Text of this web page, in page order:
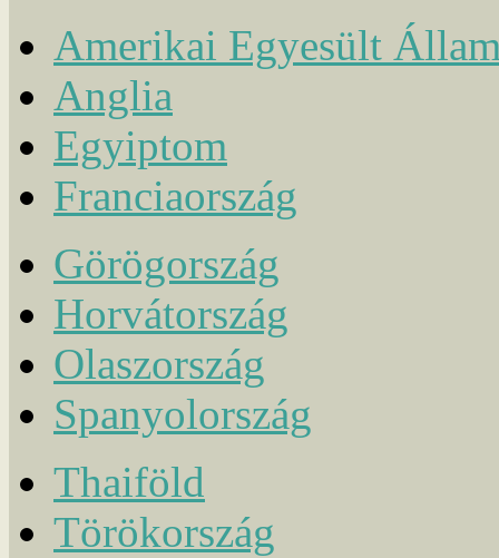
Amerikai Egyesült
Anglia
Egyiptom
Franciaország
Görögország
Horvátország
Olaszország
Spanyolország
Thaiföld
Törökország